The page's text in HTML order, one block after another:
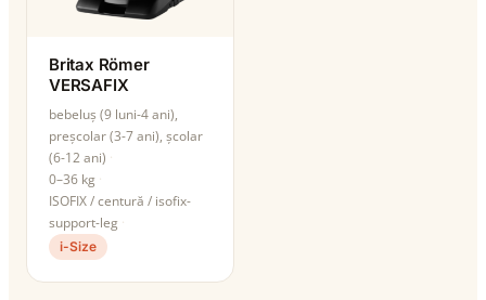
Britax Römer
VERSAFIX
bebeluș (9 luni-4 ani),
preșcolar (3-7 ani), școlar
(6-12 ani)
0–36 kg
ISOFIX / centură / isofix-
support-leg
i-Size